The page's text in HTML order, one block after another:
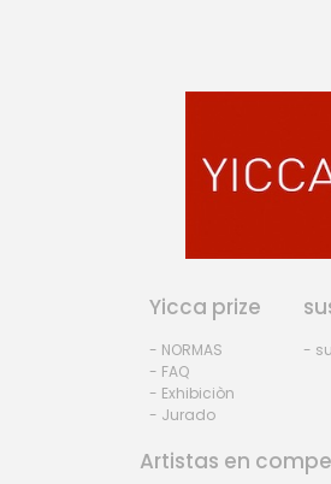
Yicca prize
- NORMAS
- FAQ
- Exhibiciòn
- Jurado
-
Artistas en